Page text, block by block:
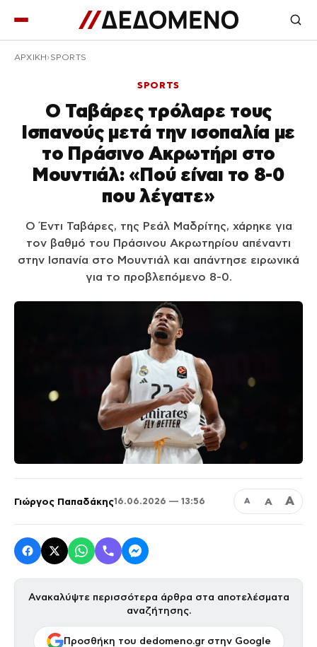
ΑΡΧΙΚΉ SPORTS
SPORTS
Ο Ταβάρες τρόλαρε τους
Ισπανούς μετά την ισοπαλία με
το Πράσινο Ακρωτήρι στο
Μουντιάλ: «Πού είναι το 8-0
που λέγατε»
Ο Έντι Ταβάρες, της Ρεάλ Μαδρίτης, χάρηκε για
τον βαθμό του Πράσινου Ακρωτηρίου απέναντι
στην Ισπανία στο Μουντιάλ και απάντησε ειρωνικά
για το προβλεπόμενο 8-0.
Γιώργος Παπαδάκης16.06.2026 — 13:56 Α Α Α
Ανακαλύψτε περισσότερα άρθρα στα αποτελέσματα
αναζήτησης.
Προσθήκη του dedomeno.gr στην Google